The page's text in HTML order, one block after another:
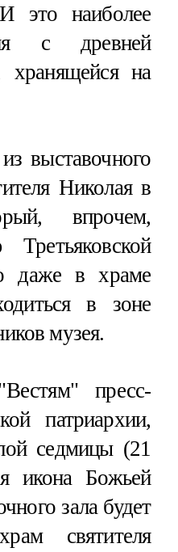
это наиболее
с древней
хранящейся на
выставочного
Николая в
впрочем,
Третьяковской
даже в храме
в зоне
музея.
пресс-
патриархии,
седмицы (21
икона Божьей
зала будет
святителя